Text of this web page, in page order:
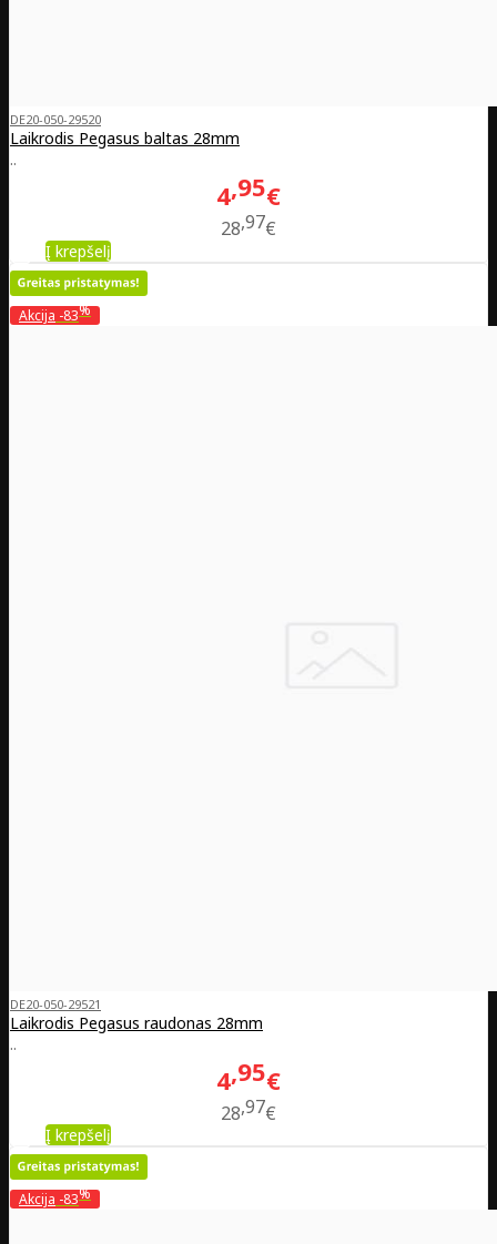
DE20-050-29520
Laikrodis Pegasus baltas 28mm
..
4 95€
28 97€
Į krepšelį
Akcija -83%
DE20-050-29521
Laikrodis Pegasus raudonas 28mm
..
4 95€
28 97€
Į krepšelį
Akcija -83%